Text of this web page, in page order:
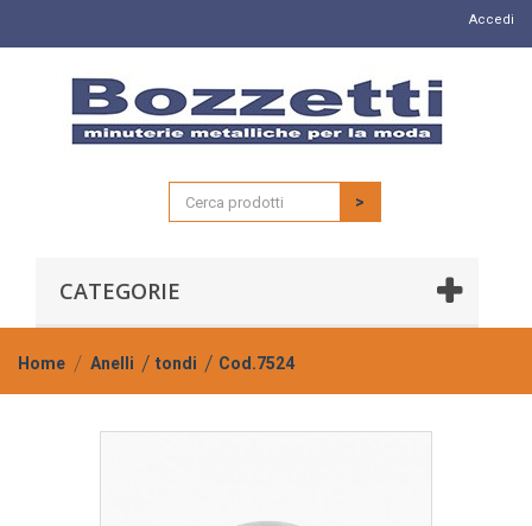
Accedi
>
CATEGORIE
Home Anelli tondi Cod.7524